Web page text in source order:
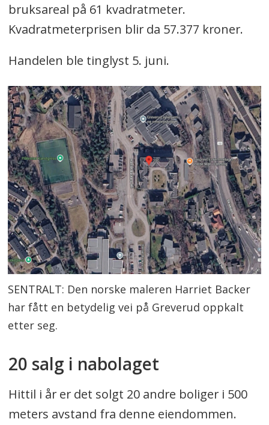
bruksareal på 61 kvadratmeter.
Kvadratmeterprisen blir da 57.377 kroner.
Handelen ble tinglyst 5. juni.
SENTRALT: Den norske maleren Harriet Backer
har fått en betydelig vei på Greverud oppkalt
etter seg.
20 salg i nabolaget
Hittil i år er det solgt 20 andre boliger i 500
meters avstand fra denne eiendommen.